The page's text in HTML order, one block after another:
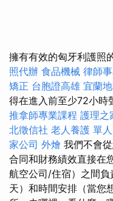
擁有有效的匈牙利護照
照代辦 食品機械 律師
矯正 台胞證高雄 宜蘭
得在進入前至少72小時
推拿師專業課程 護理之
北徵信社 老人養護 單
家公司 外燴 我們不會
合同和財務績效直接在
航空公司/住宿）之間
天）和時間安排（當您